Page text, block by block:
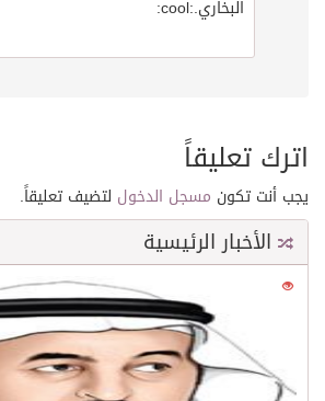
البخاري.:cool:
اترك تعليقاً
يجب أنت تكون مسجل الدخول لتضيف تعليقاً.
الأخبار الرئيسية
21582